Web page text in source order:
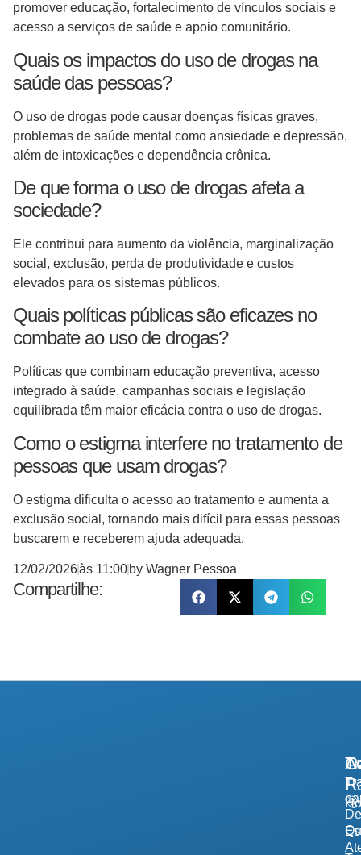
promover educação, fortalecimento de vínculos sociais e
acesso a serviços de saúde e apoio comunitário.
Quais os impactos do uso de drogas na
saúde das pessoas?
O uso de drogas pode causar doenças físicas graves,
problemas de saúde mental como ansiedade e depressão,
além de intoxicações e dependência crônica.
De que forma o uso de drogas afeta a
sociedade?
Ele contribui para aumento da violência, marginalização
social, exclusão, perda de produtividade e custos
elevados para os sistemas públicos.
Quais políticas públicas são eficazes no
combate ao uso de drogas?
Políticas que combinam educação preventiva, acesso
integrado à saúde, campanhas sociais e legislação
equilibrada têm maior eficácia contra o uso de drogas.
Como o estigma interfere no tratamento de
pessoas que usam drogas?
O estigma dificulta o acesso ao tratamento e aumenta a
exclusão social, tornando mais difícil para essas pessoas
buscarem e receberem ajuda adequada.
12/02/2026às 11:00 by Wagner Pessoa
Compartilhe: